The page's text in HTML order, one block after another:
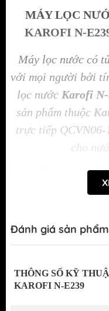
MÁY LỌC
KAROFI N-
Máy lọc nước có
với mọi người bởi
lọc nước Karofi
sản phẩm thuộc
trực tiếp QCVN06-
cho
Đánh giá sản phẩm
THÔNG SỐ KỸ
KAROFI N-E239